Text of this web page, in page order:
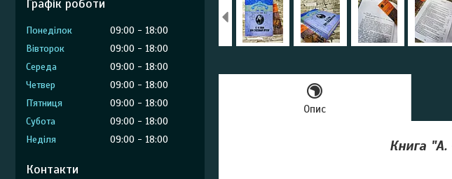
Опис
Книга
Графік роботи
Понеділок 09:00
18:00
Вівторок
09:00
18:00
Середа
09:00
18:00
Четвер
09:00
18:00
Пʼятниця
09:00
18:00
Субота
09:00
18:00
Неділя
09:00 18:00
Контакти